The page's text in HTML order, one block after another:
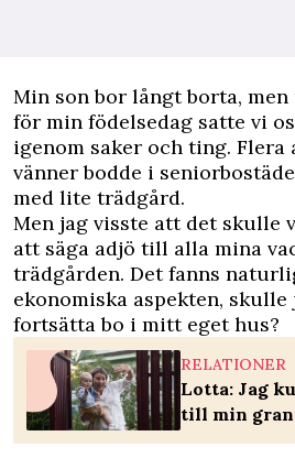
Min son bor långt borta, men
för min födelsedag satte vi
igenom saker och ting. Flera
vänner bodde i
med lite trädgård.
Men jag visste att det skulle
att säga adjö till alla mina
trädgården. Det fanns
ekonomiska aspekten,
fortsätta bo i mitt eget hus?
RELATIONER
Lotta: Jag
till min